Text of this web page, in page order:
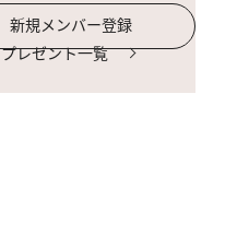
新規メンバー登録
プレゼント一覧